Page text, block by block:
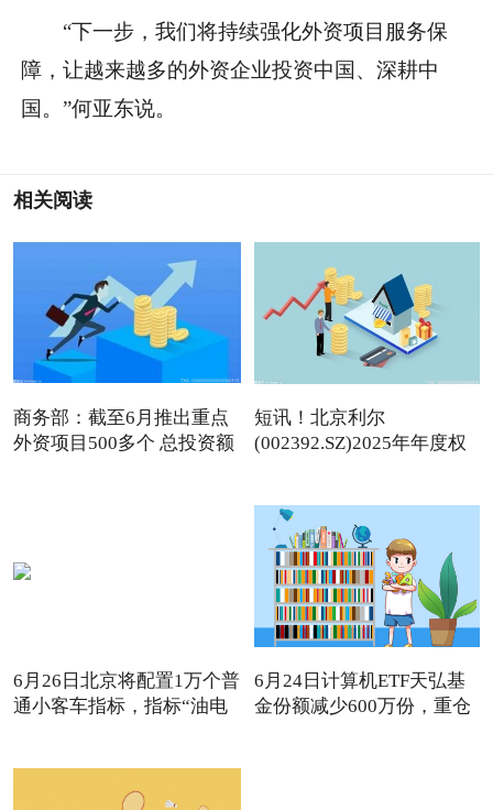
“下一步，我们将持续强化外资项目服务保
障，让越来越多的外资企业投资中国、深耕中
国。”何亚东说。
相关阅读
商务部：截至6月推出重点
外资项目500多个 总投资额
短讯！北京利尔
(002392.SZ)2025年年度权
6月26日北京将配置1万个普
通小客车指标，指标“油电
6月24日计算机ETF天弘基
金份额减少600万份，重仓